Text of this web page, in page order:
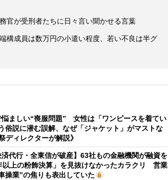
官が受刑者たちに日々言い聞かせる言葉
成員は数万円の小遣い程度、若い不良は半グ
悩ましい“喪服問題” 女性は「ワンピースを着てい
俗説に潜む誤解、なぜ「ジャケット」がマストな
ディレクターが解説》
済代行・全東信が破産】63社もの金融機関が融資を
以上の粉飾決算」を見抜けなかったカラクリ 営業
操業”の焦りも表出していた